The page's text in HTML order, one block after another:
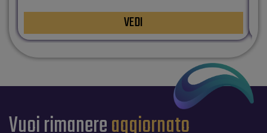
VEDI
Vuoi rimanereaggiornato